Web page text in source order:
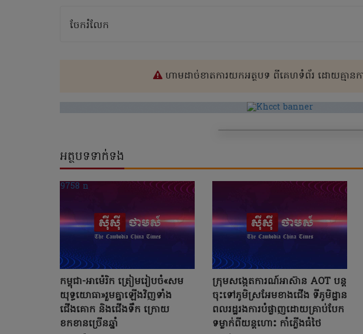
ចែករំលែក
ហាមដាច់ខាតការយកអត្ថបទ ពីគេហទំព័រ ដោយគ្មានក
អត្ថបទទាក់ទង
កម្ពុជា-អាម៉េរិក ត្រៀមរៀបចំ«សម
យុទ្ធយោធា»រួមគ្នាឡើងវិញទាំង
ជើងគោក និងជើងទឹក ក្រោយ
ខកខានច្រើនឆ្នាំ
ក្រុមសង្កេតការណ៍អាស៊ាន AOT បន្ត
ចុះទៅភូមិស្រអែមខាងជើង ទីភូមិដ្ឋាន
ពលរដ្ឋរងការបំផ្លាញដោយគ្រាប់បែក
ទម្លាក់ពីយន្តហោះ កាំភ្លើងធំថៃ